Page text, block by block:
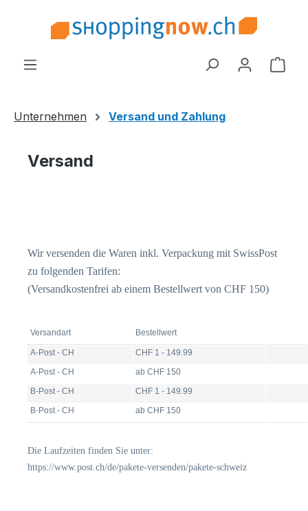
Zum Hauptinhalt springen
Unternehmen Versand und Zahlung
Versand
Wir versenden die Waren inkl. Verpackung mit SwissPost
zu folgenden Tarifen:
(Versandkostenfrei ab einem Bestellwert von CHF 150)
Versandart Bestellwert
A-Post - CH
CHF 1 - 149.99
A-Post - CH
ab CHF 150
B-Post - CH
CHF 1 - 149.99
B-Post - CH
ab CHF 150
Die Laufzeiten finden Sie unter:
https://www.post.ch/de/pakete-versenden/pakete-schweiz